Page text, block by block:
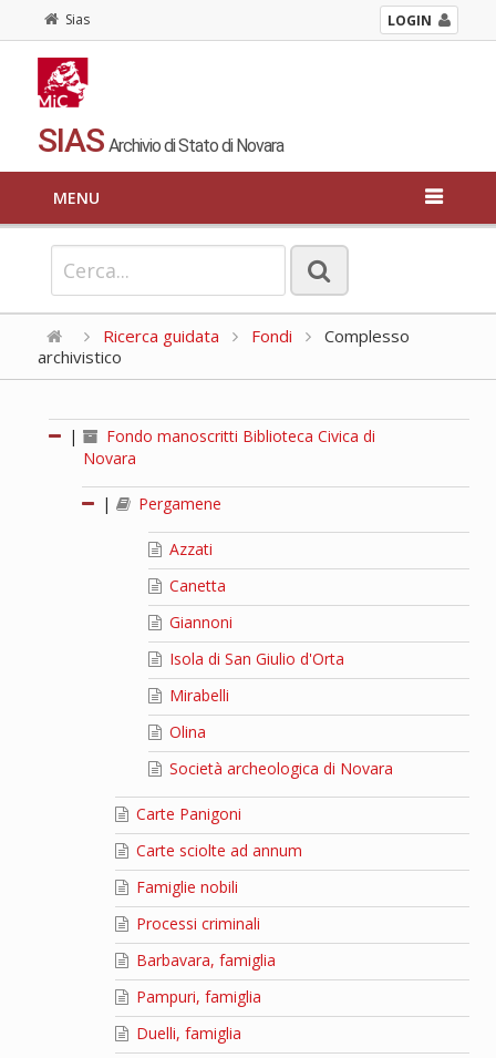
Sias LOGIN
SIAS Archivio di Stato di Novara
MENU
Ricerca guidata Fondi
Complesso
archivistico
|
Fondo manoscritti Biblioteca Civica di
Novara
| Pergamene
Azzati
Canetta
Giannoni
Isola di San Giulio d'Orta
Mirabelli
Olina
Società archeologica di Novara
Carte Panigoni
Carte sciolte ad annum
Famiglie nobili
Processi criminali
Barbavara, famiglia
Pampuri, famiglia
Duelli, famiglia